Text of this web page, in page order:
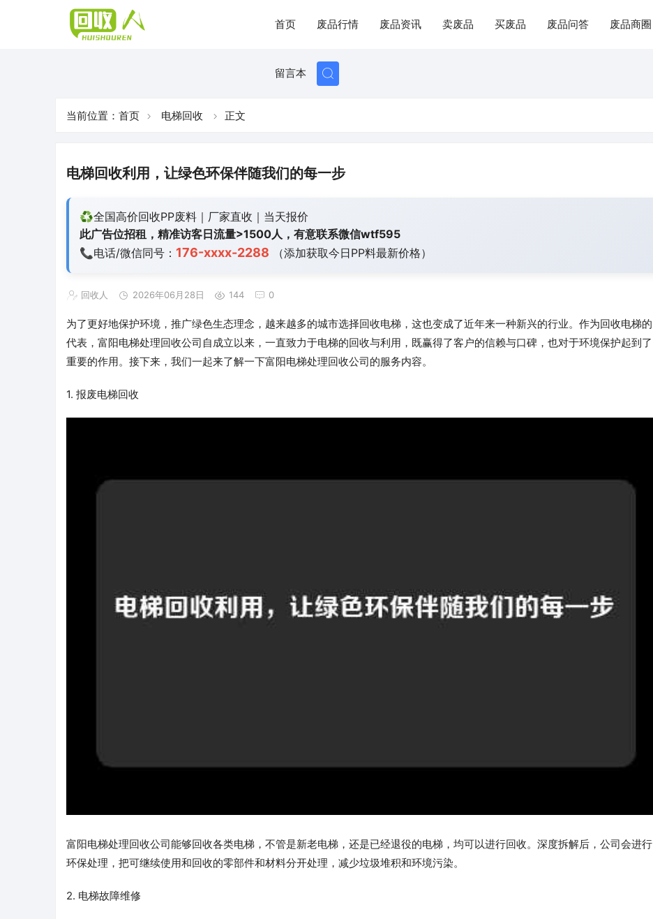
首页 废品行情 废品资讯 卖废品 买废品 废品问答 废品商圈
留言本
当前位置： 首页 电梯回收 正文
电梯回收利用，让绿色环保伴随我们的每一步
♻️全国高价回收PP废料｜厂家直收｜当天报价
此广告位招租，精准访客日流量>1500人，有意联系微信wtf595
📞电话/微信同号： 176-xxxx-2288 （添加获取今日PP料最新价格）
回收人 2026年06月28日 144 0
为了更好地保护环境，推广绿色生态理念，越来越多的城市选择回收电梯，这也变成了近年来一种新兴的行业。作为回收电梯的
代表，富阳电梯处理回收公司自成立以来，一直致力于电梯的回收与利用，既赢得了客户的信赖与口碑，也对于环境保护起到了
重要的作用。接下来，我们一起来了解一下富阳电梯处理回收公司的服务内容。
1. 报废电梯回收
富阳电梯处理回收公司能够回收各类电梯，不管是新老电梯，还是已经退役的电梯，均可以进行回收。深度拆解后，公司会进行
环保处理，把可继续使用和回收的零部件和材料分开处理，减少垃圾堆积和环境污染。
2. 电梯故障维修